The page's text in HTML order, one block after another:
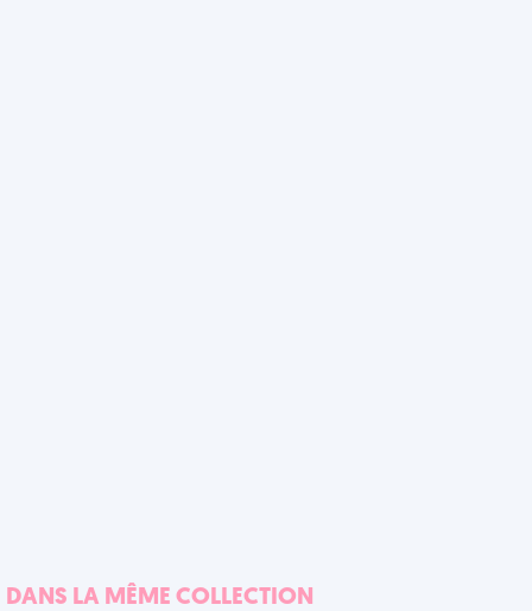
DANS LA MÊME COLLECTION